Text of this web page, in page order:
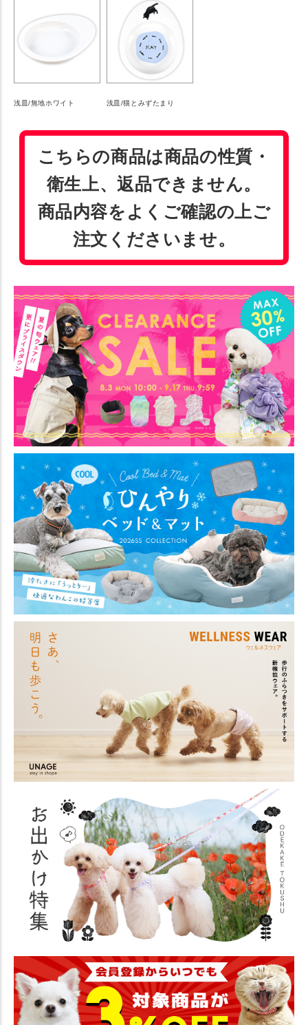
浅皿/無地ホワイト 浅皿/猫とみずたまり
こちらの商品は商品の性質・
衛生上、返品できません。
商品内容をよくご確認の上ご
注文くださいませ。